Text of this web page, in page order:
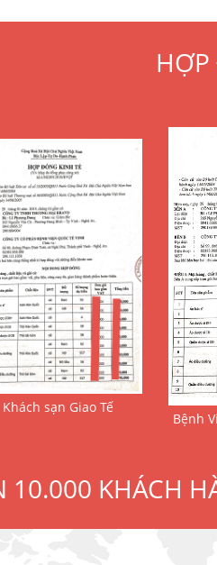
Khách sạn Giao Tế
Bệnh
10.000 KHÁCH